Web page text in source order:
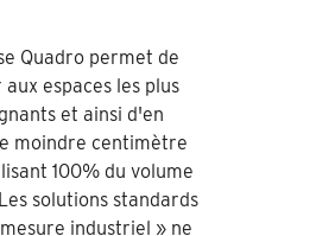
Quadro permet de
aux espaces les plus
et ainsi d'en
moindre centimètre
100% du volume
solutions standards
industriel » ne